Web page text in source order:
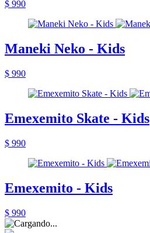
$ 990
Maneki Neko - Kids
$ 990
Emexemito Skate - Kids
$ 990
Emexemito - Kids
$ 990